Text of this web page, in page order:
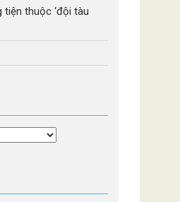
thuộc ‘đội tàu